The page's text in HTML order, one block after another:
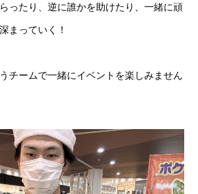
ったり、逆に誰かを助けたり、一緒に頑
まっていく！
チームで一緒にイベントを楽しみません